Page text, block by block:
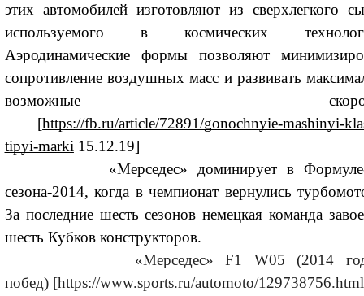
этих автомобилей изготовляют из сверхлегкого
используемого в космических
Аэродинамические формы позволяют
сопротивление воздушных масс и развивать
возможные
[https://fb.ru/article/72891/gonochnyie-mashinyi-
tipyi-marki 15.12.19]
«Мерседес» доминирует в
сезона-2014, когда в чемпионат вернулись
За последние шесть сезонов немецкая команда
шесть Кубков конструкторов.
«Мерседес» F1 W05 (2014
побед) [https://www.sports.ru/automoto/